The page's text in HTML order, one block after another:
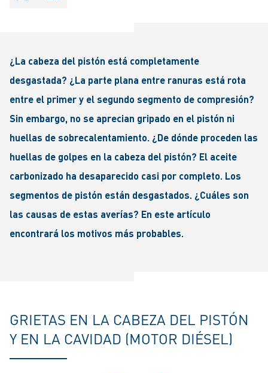
¿La cabeza del pistón está completamente
desgastada? ¿La parte plana entre ranuras está rota
entre el primer y el segundo segmento de compresión?
Sin embargo, no se aprecian gripado en el pistón ni
huellas de sobrecalentamiento. ¿De dónde proceden las
huellas de golpes en la cabeza del pistón? El aceite
carbonizado ha desaparecido casi por completo. Los
segmentos de pistón están desgastados. ¿Cuáles son
las causas de estas averías? En este artículo
encontrará los motivos más probables.
GRIETAS EN LA CABEZA DEL PISTÓN
Y EN LA CAVIDAD (MOTOR DIÉSEL)